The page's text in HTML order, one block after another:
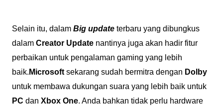
Selain itu, dalam Big updateterbaru yang dibungkus
dalam Creator Updatenantinya juga akan hadir fitur
perbaikan untuk pengalaman gaming yang lebih
baik. Microsoftsekarang sudah bermitra dengan Dolby
untuk membawa dukungan suara yang lebih baik untuk
PC dan Xbox One. Anda bahkan tidak perlu hardware